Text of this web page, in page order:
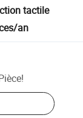
tactile
an
!